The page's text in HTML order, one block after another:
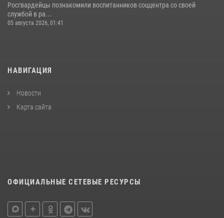
Росгвардейцы познакомили воспитанников соццентра со своей
службой в ра...
05 августа 2026, 01:41
НАВИГАЦИЯ
Новости
Карта сайта
ОФИЦИАЛЬНЫЕ СЕТЕВЫЕ РЕСУРСЫ